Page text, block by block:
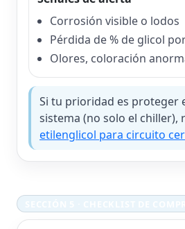
Corrosión visible o lodos
Pérdida de % de glicol
Olores, coloración
Si tu prioridad es proteger
sistema (no solo el chiller),
etilenglicol para circuito